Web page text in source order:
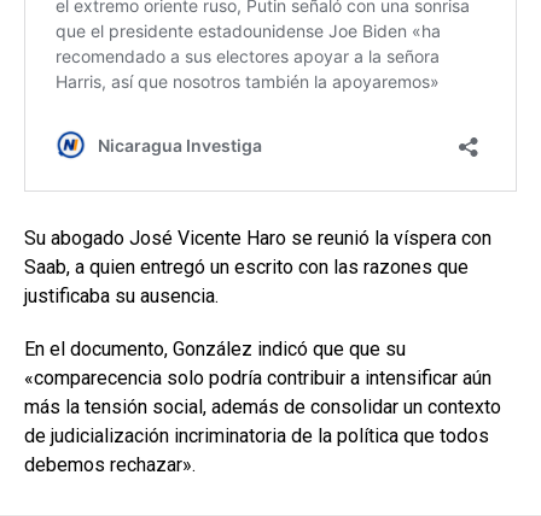
Su abogado José Vicente Haro se reunió la víspera con
Saab, a quien entregó un escrito con las razones que
justificaba su ausencia.
En el documento, González indicó que que su
«comparecencia solo podría contribuir a intensificar aún
más la tensión social, además de consolidar un contexto
de judicialización incriminatoria de la política que todos
debemos rechazar».